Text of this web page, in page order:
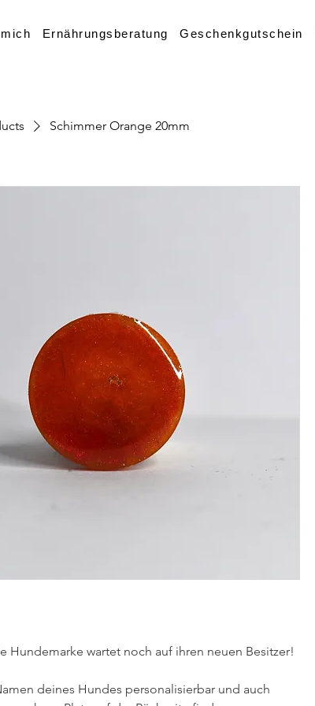
Ernährungsberatung Geschenkgutschein
Schimmer Orange 20mm
Hundemarke wartet noch auf ihren neuen Besitzer!
deines Hundes personalisierbar und auch